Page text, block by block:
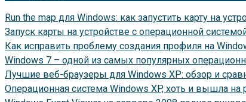
Run the map для Windows: как запустить карту на
Запуск карты на устройстве с операционной
Как исправить проблему создания профиля на
Windows 7 – одной из самых популярных
Лучшие веб-браузеры для Windows XP: обзор и
Операционная система Windows XP, хоть и вышла